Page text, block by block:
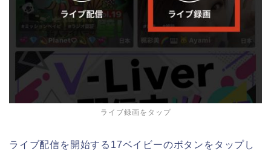
ライブ録画をタップ
ライブ配信を開始する17ベイビーのボタンをタップし